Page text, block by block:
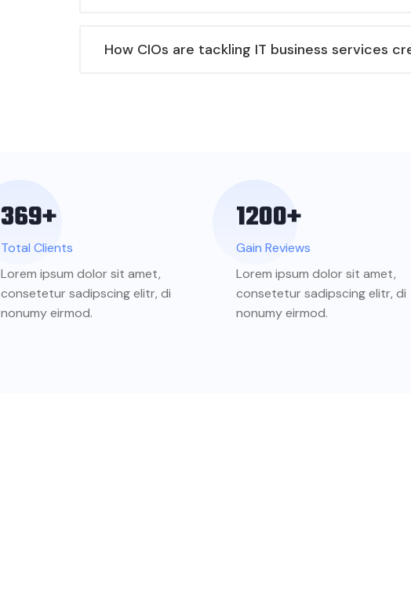
How CIOs are tackling IT business services
369+
Total Clients
Lorem ipsum dolor sit amet,
consetetur sadipscing elitr, di
nonumy eirmod.
1200+
Gain Reviews
Lorem ipsum dolor sit amet,
consetetur sadipscing elitr, di
nonumy eirmod.